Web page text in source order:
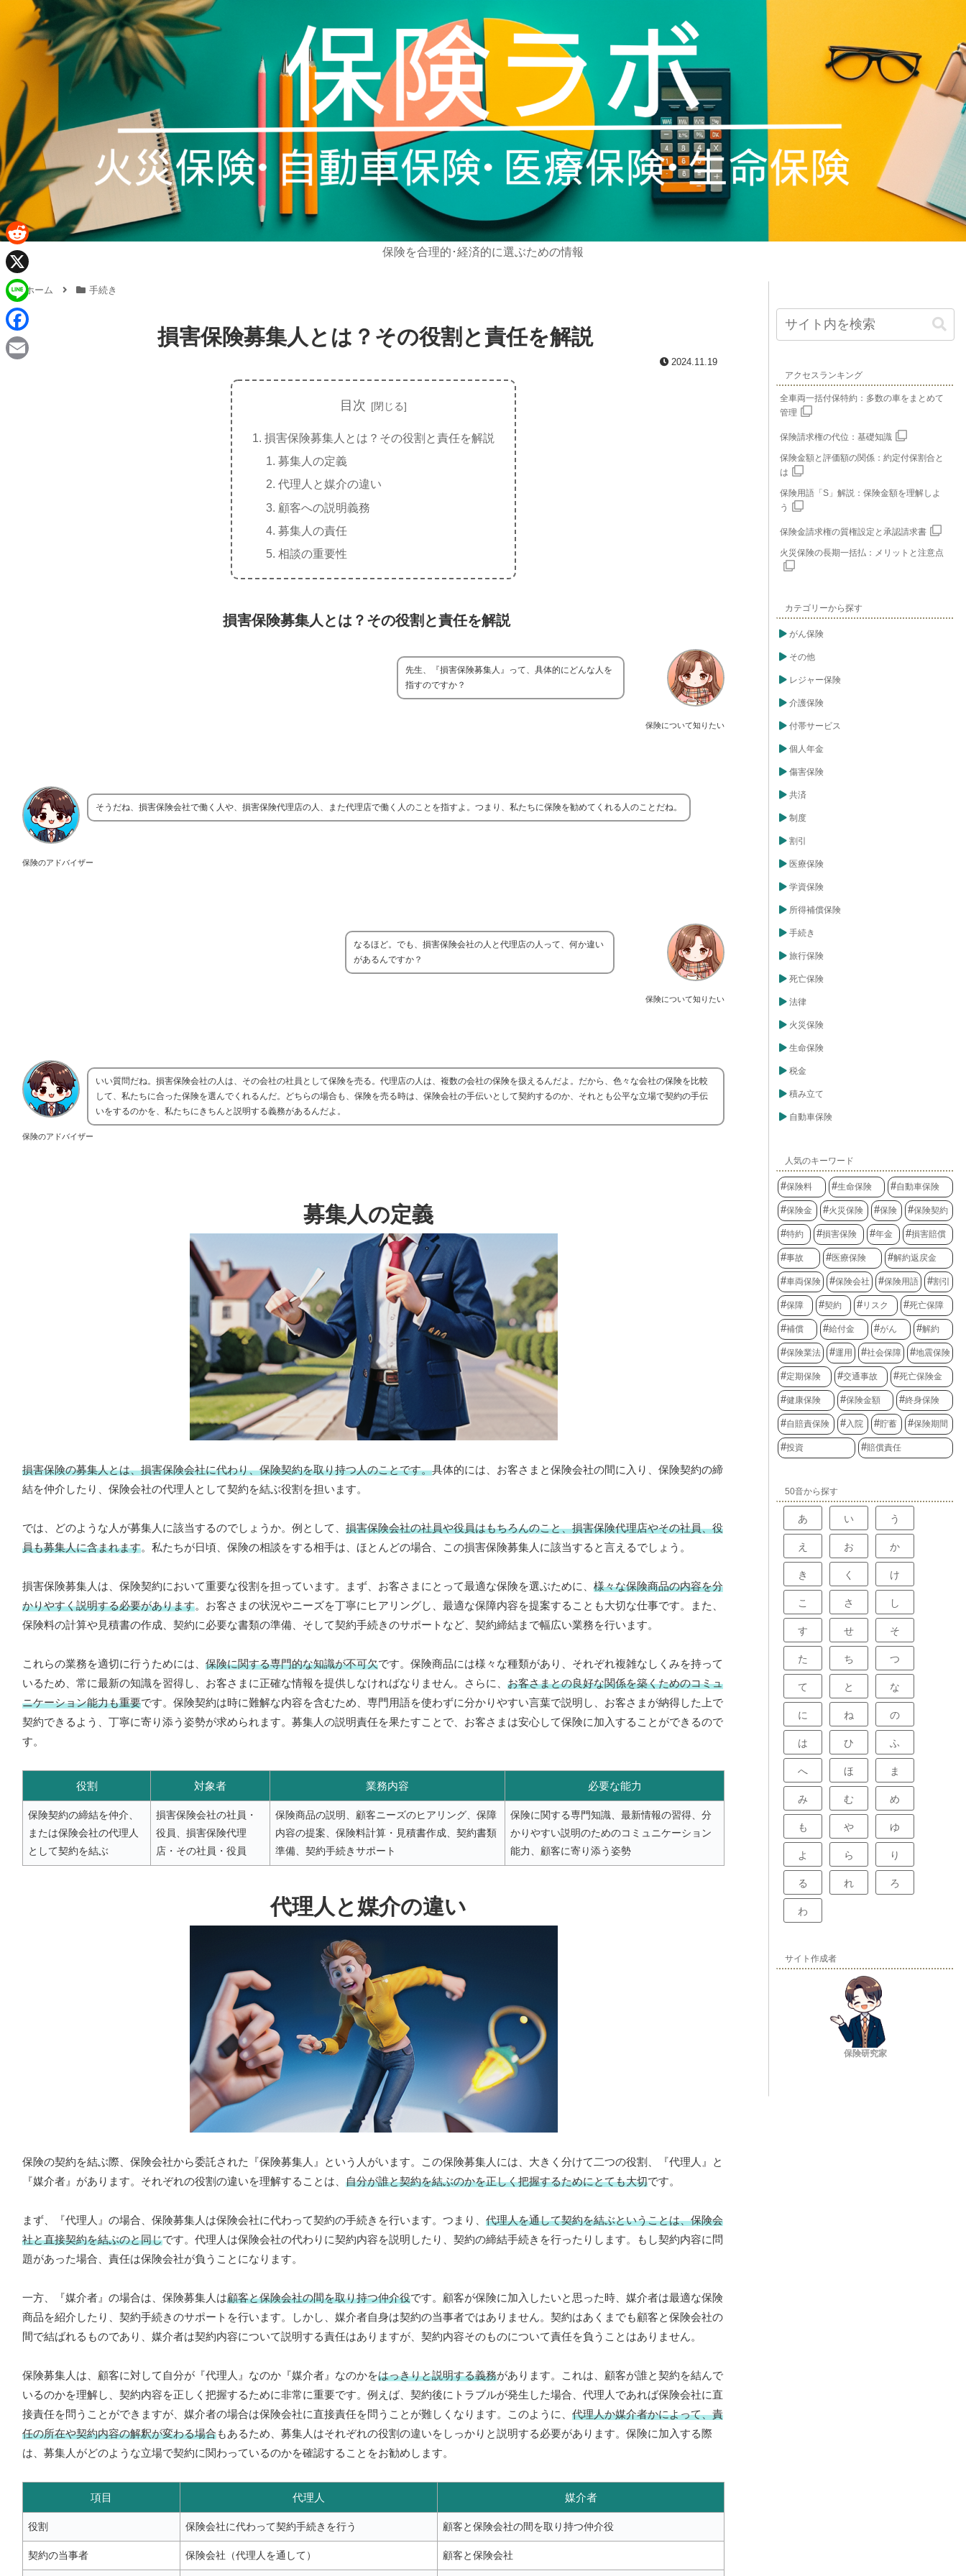
保険を合理的･経済的に選ぶための情報
ホーム 手続き
損害保険募集人とは？その役割と責任を解説
2024.11.19
目次
損害保険募集人とは？その役割と責任を解説
募集人の定義
代理人と媒介の違い
顧客への説明義務
募集人の責任
相談の重要性
損害保険募集人とは？その役割と責任を解説
保険について知りたい
先生、『損害保険募集人』って、具体的にどんな人を
指すのですか？
保険のアドバイザー
そうだね、損害保険会社で働く人や、損害保険代理店の人、また代理店で働く人のことを指すよ。つまり、私たちに保険を勧めてくれる人のことだね。
保険について知りたい
なるほど。でも、損害保険会社の人と代理店の人って、何か違い
があるんですか？
保険のアドバイザー
いい質問だね。損害保険会社の人は、その会社の社員として保険を売る。代理店の人は、複数の会社の保険を扱えるんだよ。だから、色々な会社の保険を比較
して、私たちに合った保険を選んでくれるんだ。どちらの場合も、保険を売る時は、保険会社の手伝いとして契約するのか、それとも公平な立場で契約の手伝
いをするのかを、私たちにきちんと説明する義務があるんだよ。
募集人の定義
損害保険の募集人とは、損害保険会社に代わり、保険契約を取り持つ人のことです。具体的には、お客さまと保険会社の間に入り、保険契約の締
結を仲介したり、保険会社の代理人として契約を結ぶ役割を担います。
では、どのような人が募集人に該当するのでしょうか。例として、 損害保険会社の社員や役員はもちろんのこと、損害保険代理店やその社員、役
員も募集人に含まれます。私たちが日頃、保険の相談をする相手は、ほとんどの場合、この損害保険募集人に該当すると言えるでしょう。
損害保険募集人は、保険契約において重要な役割を担っています。まず、お客さまにとって最適な保険を選ぶために、 様々な保険商品の内容を分
かりやすく説明する必要があります。お客さまの状況やニーズを丁寧にヒアリングし、最適な保障内容を提案することも大切な仕事です。また、
保険料の計算や見積書の作成、契約に必要な書類の準備、そして契約手続きのサポートなど、契約締結まで幅広い業務を行います。
これらの業務を適切に行うためには、 保険に関する専門的な知識が不可欠です。保険商品には様々な種類があり、それぞれ複雑なしくみを持って
いるため、常に最新の知識を習得し、お客さまに正確な情報を提供しなければなりません。さらに、 お客さまとの良好な関係を築くためのコミュ
ニケーション能力も重要です。保険契約は時に難解な内容を含むため、専門用語を使わずに分かりやすい言葉で説明し、お客さまが納得した上で
契約できるよう、丁寧に寄り添う姿勢が求められます。募集人の説明責任を果たすことで、お客さまは安心して保険に加入することができるので
す。
役割 対象者 業務内容 必要な能力
保険契約の締結を仲介、
または保険会社の代理人
として契約を結ぶ
損害保険会社の社員・
役員、損害保険代理
店・その社員・役員
保険商品の説明、顧客ニーズのヒアリング、保障
内容の提案、保険料計算・見積書作成、契約書類
準備、契約手続きサポート
保険に関する専門知識、最新情報の習得、分
かりやすい説明のためのコミュニケーション
能力、顧客に寄り添う姿勢
代理人と媒介の違い
保険の契約を結ぶ際、保険会社から委託された『保険募集人』という人がいます。この保険募集人には、大きく分けて二つの役割、『代理人』と
『媒介者』があります。それぞれの役割の違いを理解することは、 自分が誰と契約を結ぶのかを正しく把握するためにとても大切です。
まず、『代理人』の場合、保険募集人は保険会社に代わって契約の手続きを行います。つまり、 代理人を通して契約を結ぶということは、保険会
社と直接契約を結ぶのと同じです。代理人は保険会社の代わりに契約内容を説明したり、契約の締結手続きを行ったりします。もし契約内容に問
題があった場合、責任は保険会社が負うことになります。
一方、『媒介者』の場合は、保険募集人は顧客と保険会社の間を取り持つ仲介役です。顧客が保険に加入したいと思った時、媒介者は最適な保険
商品を紹介したり、契約手続きのサポートを行います。しかし、媒介者自身は契約の当事者ではありません。契約はあくまでも顧客と保険会社の
間で結ばれるものであり、媒介者は契約内容について説明する責任はありますが、契約内容そのものについて責任を負うことはありません。
保険募集人は、顧客に対して自分が『代理人』なのか『媒介者』なのかをはっきりと説明する義務があります。これは、顧客が誰と契約を結んで
いるのかを理解し、契約内容を正しく把握するために非常に重要です。例えば、契約後にトラブルが発生した場合、代理人であれば保険会社に直
接責任を問うことができますが、媒介者の場合は保険会社に直接責任を問うことが難しくなります。このように、 代理人か媒介者かによって、責
任の所在や契約内容の解釈が変わる場合もあるため、募集人はそれぞれの役割の違いをしっかりと説明する必要があります。保険に加入する際
は、募集人がどのような立場で契約に関わっているのかを確認することをお勧めします。
項目 代理人 媒介者
役割 保険会社に代わって契約手続きを行う 顧客と保険会社の間を取り持つ仲介役
契約の当事者 保険会社（代理人を通して） 顧客と保険会社
アクセスランキング
全車両一括付保特約：多数の車をまとめて
管理
保険請求権の代位：基礎知識
保険金額と評価額の関係：約定付保割合と
は
保険用語「S」解説：保険金額を理解しよ
う
保険金請求権の質権設定と承認請求書
火災保険の長期一括払：メリットと注意点
カテゴリーから探す
がん保険
その他
レジャー保険
介護保険
付帯サービス
個人年金
傷害保険
共済
制度
割引
医療保険
学資保険
所得補償保険
手続き
旅行保険
死亡保険
法律
火災保険
生命保険
税金
積み立て
自動車保険
人気のキーワード
保険料 生命保険 自動車保険
保険金 火災保険 保険 保険契約
特約 損害保険 年金 損害賠償
事故 医療保険 解約返戻金
車両保険 保険会社 保険用語 割引
保障 契約 リスク 死亡保障
補償 給付金 がん 解約
保険業法 運用 社会保障 地震保険
定期保険 交通事故 死亡保険金
健康保険 保険金額 終身保険
自賠責保険 入院 貯蓄 保険期間
投資 賠償責任
50音から探す
あ い う
え お か
き く け
こ さ し
す せ そ
た ち つ
て と な
に ね の
は ひ ふ
へ ほ ま
み む め
も や ゆ
よ ら り
る れ ろ
わ
サイト作成者
保険研究家
R
e
d
d
i
X
L
n
F